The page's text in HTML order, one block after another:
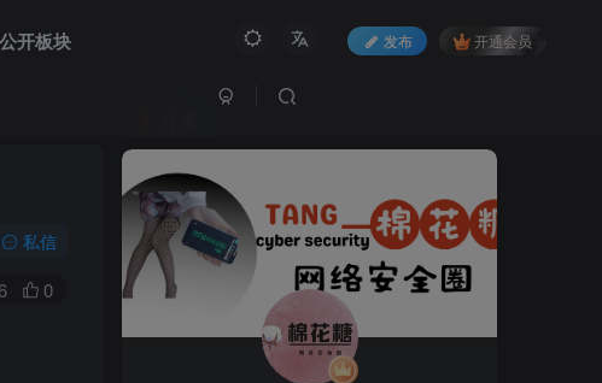
公开板块 发布 开通会员
私信
0